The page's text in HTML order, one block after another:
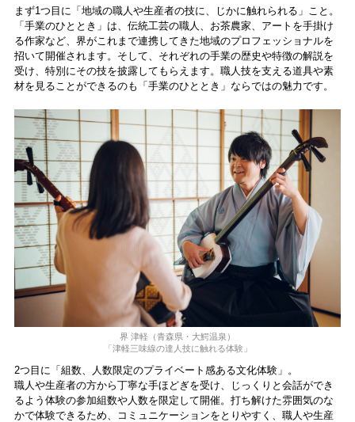
まず1つ目に「地域の職人や生産者の技に、じかに触れられる」こと。
「⼿業のひととき」は、伝統⼯芸の職⼈、お茶農家、アートを⼿掛け
る作家など、界がこれまで連携してきた地域のプロフェッショナルを
招いて開催されます。そして、それぞれの⼿業の歴史や特徴の解説を
受け、特別にその技を披露してもらえます。職⼈技を⽀える道具や素
材を⾒ることができるのも「⼿業のひととき」ならではの魅⼒です。
界 津軽（⻘森県・⼤鰐温泉）
「津軽三味線の達⼈技に触れる体験」
2つ目に「組数、人数限定のプライベート感ある文化体験」。
職⼈や⽣産者の⽅から丁寧な⼿ほどぎを受け、じっくりと会話ができ
るよう体験の参加組数や⼈数を限定して開催。打ち解けた雰囲気のな
かで体験できるため、コミュニケーションをとりやすく、職⼈や⽣産